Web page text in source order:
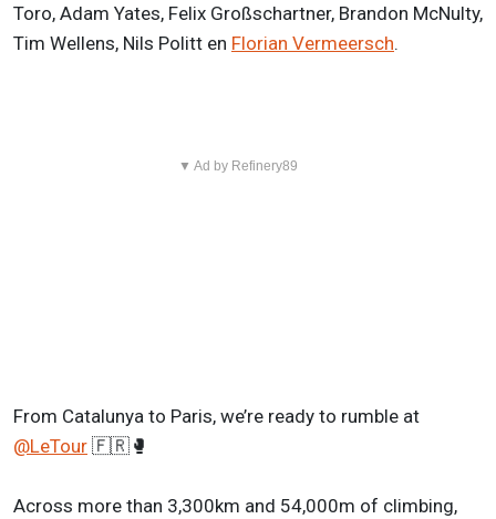
Toro, Adam Yates, Felix Großschartner, Brandon McNulty,
Tim Wellens, Nils Politt en Florian Vermeersch.
▼ Ad by Refinery89
From Catalunya to Paris, we’re ready to rumble at
@LeTour 🇫🇷🥊
Across more than 3,300km and 54,000m of climbing,